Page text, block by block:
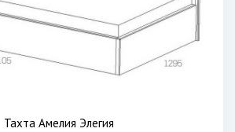
Тахта Амелия Элегия